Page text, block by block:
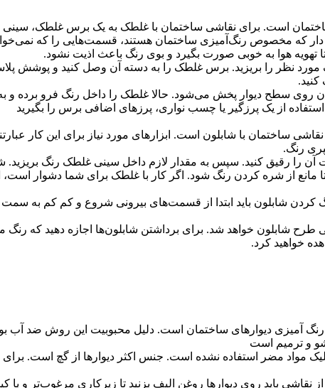
است. برای نقاشی ساختمان با غلطک به یک برس غلطک، سینی
که مخصوص رنگ‌آمیزی ساختمان هستند، قسمت‌هایی را که
تهویه هوا به خوبی صورت بگیرد و بوی رنگ باعث اذیت نشود.
مورد نظر را بریزید. برس غلطک را به دسته آن وصل کنید و پوشش
سطح دیوار پخش می‌شود. حالا غلطک را داخل رنگ فرو برده و به
از یک پرزگیر یا چسب نواری، پرزهای اضافی برس را بگیرید
ساختمان با شابلون است. ابزارهای مورد نیاز برای این کار
رنگ.
را رقیق کنید. سپس به مقدار لازم داخل سینی غلطک رنگ بریزید.
از شره کردن رنگ شود. اگر کار با غلطک برای شما دشوار است،
کردن شابلون باید ابتدا از قسمت‌های بیرونی شروع و کم کم به
طرح شابلون خواهد شد. برای برداشتن شابلون‌ها اجازه دهید که
خواهید کرد.
رنگ آمیزی دیوارهای ساختمان است. دلیل محبوبیت این روش ضد آب
و ترمیم است
مواد مضر استفاده نشده است. جنس اکثر دیوارها از گچ است. برای
باید روی دیوارها روغن الیف بزنید تا زیرکاری مرغوب‌تر و با